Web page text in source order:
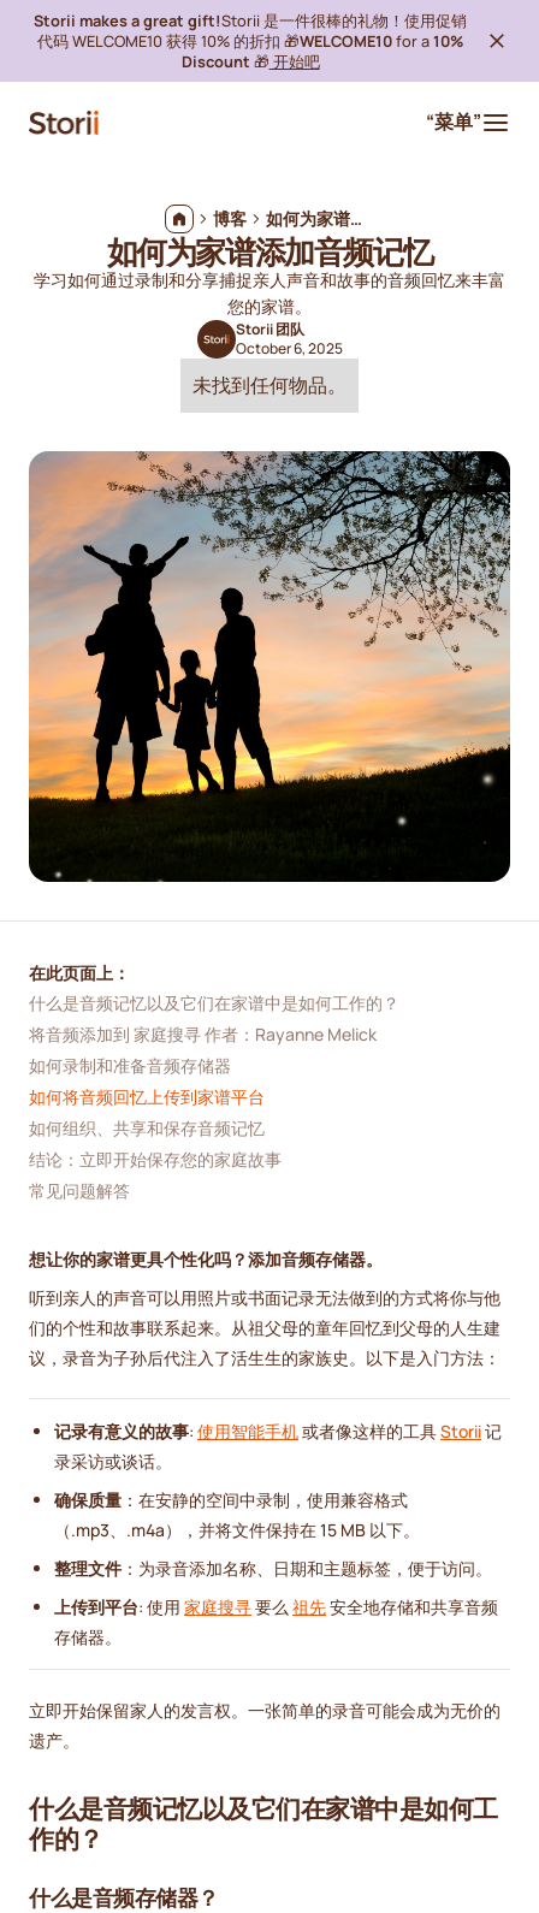
Storii makes a great gift!Storii 是一件很棒的礼物！使用促销
代码 WELCOME10 获得 10% 的折扣 🎁WELCOME10for a10%
Discount 🎁 开始吧
“菜单”
博客 如何为家谱添加音频记忆
如何为家谱添加音频记忆
学习如何通过录制和分享捕捉亲人声音和故事的音频回忆来丰富
您的家谱。
Storii 团队
October 6, 2025
未找到任何物品。
在此页面上：
什么是音频记忆以及它们在家谱中是如何工作的？
将音频添加到 家庭搜寻 作者：Rayanne Melick
如何录制和准备音频存储器
如何将音频回忆上传到家谱平台
如何组织、共享和保存音频记忆
结论：立即开始保存您的家庭故事
常见问题解答
想让你的家谱更具个性化吗？添加音频存储器。
听到亲人的声音可以用照片或书面记录无法做到的方式将你与他
们的个性和故事联系起来。从祖父母的童年回忆到父母的人生建
议，录音为子孙后代注入了活生生的家族史。以下是入门方法：
记录有意义的故事: 使用智能手机或者像这样的工具Storii记
录采访或谈话。
确保质量 ：在安静的空间中录制，使用兼容格式
（.mp3、.m4a），并将文件保持在 15 MB 以下。
整理文件 ：为录音添加名称、日期和主题标签，便于访问。
上传到平台: 使用 家庭搜寻要么 祖先安全地存储和共享音频
存储器。
立即开始保留家人的发言权。一张简单的录音可能会成为无价的
遗产。
什么是音频记忆以及它们在家谱中是如何工
作的？
什么是音频存储器？